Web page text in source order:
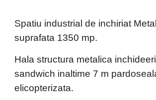
Spatiu industrial de inchiriat
suprafata 1350 mp.
Hala structura metalica
sandwich inaltime 7 m
elicopterizata.